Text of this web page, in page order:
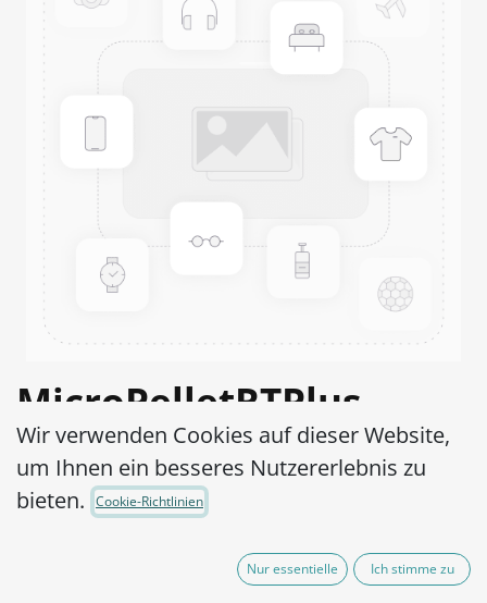
MicroPelletRTPlus
Bacillus subtilis subsp.
Spizizenii WDCM 00003-
MPRTP6B0070010
Wir verwenden Cookies auf dieser Website,
um Ihnen ein besseres Nutzererlebnis zu
bieten.
Cookie-Richtlinien
Nur essentielle Ich stimme zu